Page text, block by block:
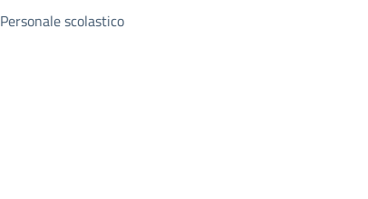
Personale scolastico